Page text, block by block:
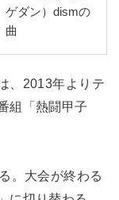
ゲダン）dismの
曲
、2013年よりテ
組「熱闘甲子
。大会が終わる